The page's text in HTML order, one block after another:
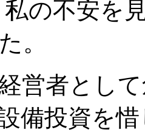
私の不安を
。
営者とし
備投資を